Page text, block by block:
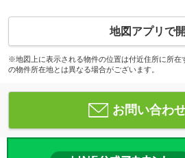
地図アプリで
※地図上に表示される物件の位置は付近住所に所在
の物件所在地とは異なる場合がございます。
お問い合わ